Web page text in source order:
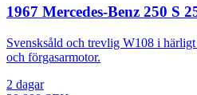
1967 Mercedes-Benz 250 S
Svensksåld och trevlig W108 i
och förgasarmotor.
2 dagar